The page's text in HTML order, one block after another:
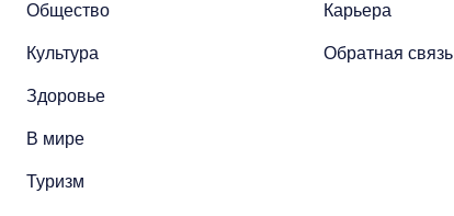
Общество
Культура
Здоровье
В мире
Туризм
Карьера
Обратная связь